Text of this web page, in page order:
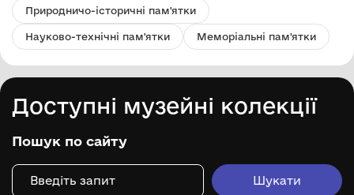
Природничо-історичні пам'ятки
Науково-технічні пам'ятки Меморіальні пам'ятки
Доступні музейні колекції
Пошук по сайту